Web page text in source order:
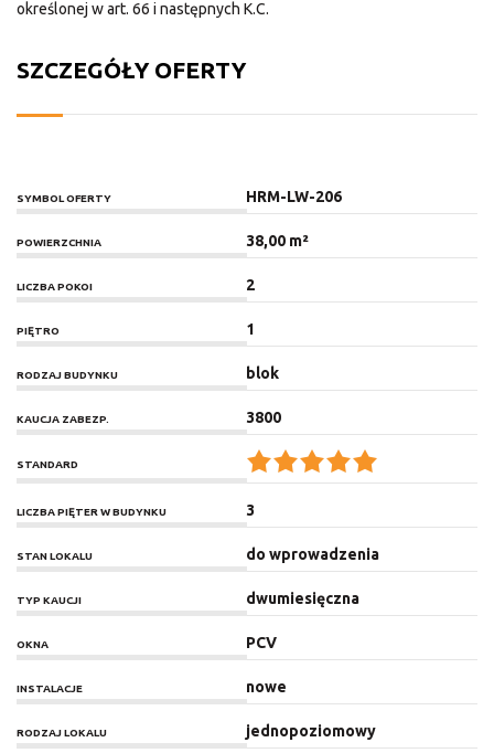
określonej w art. 66 i następnych K.C.
SZCZEGÓŁY OFERTY
SYMBOL OFERTY HRM-LW-206
POWIERZCHNIA 38,00 m²
LICZBA POKOI 2
PIĘTRO 1
RODZAJ BUDYNKU blok
KAUCJA ZABEZP. 3800
STANDARD
LICZBA PIĘTER W BUDYNKU 3
STAN LOKALU do wprowadzenia
TYP KAUCJI dwumiesięczna
OKNA PCV
INSTALACJE nowe
RODZAJ LOKALU jednopoziomowy